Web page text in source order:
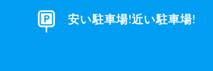
安い駐車場!近い駐車場!